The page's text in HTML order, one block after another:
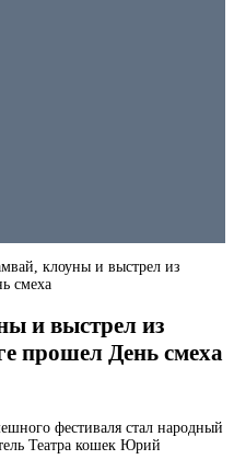
клоуны и выстрел из
смеха
и выстрел из
прошел День смеха
фестиваля стал народный
Театра кошек Юрий